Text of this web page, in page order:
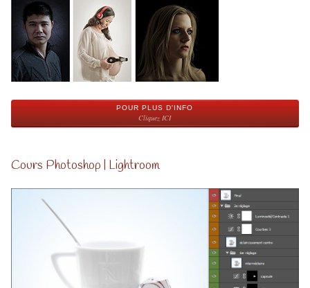
POUR PLUS D'INFO
Cliquez ICI
Cours Photoshop | Lightroom